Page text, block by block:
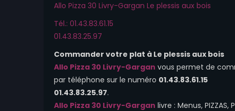
Allo Pizza 30 Livry-Gargan Le plessis aux bois
Tél.: 01.43.83.61.15
01.43.83.25.97
Commander votre plat à Le plessis aux bois
Allo Pizza 30 Livry-Gargan vous permet de
par téléphone sur le numéro 01.43.83.61.15
01.43.83.25.97.
Allo Pizza 30 Livry-Gargan livre : Menus, PIZZAS,